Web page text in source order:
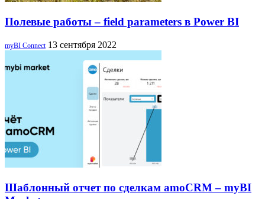
Полевые работы – field parameters в Power BI
myBI Connect 13 сентября 2022
Шаблонный отчет по сделкам amoCRM – myBI